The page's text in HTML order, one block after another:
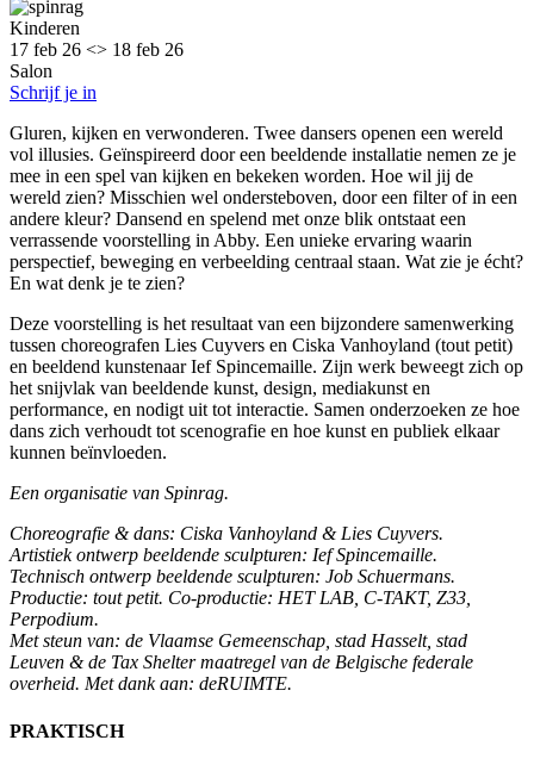
Kinderen
17 feb 26 <> 18 feb 26
Salon
Schrijf je in
Gluren, kijken en verwonderen. Twee dansers openen een wereld
vol illusies. Geïnspireerd door een beeldende installatie nemen ze je
mee in een spel van kijken en bekeken worden. Hoe wil jij de
wereld zien? Misschien wel ondersteboven, door een filter of in een
andere kleur? Dansend en spelend met onze blik ontstaat een
verrassende voorstelling in Abby. Een unieke ervaring waarin
perspectief, beweging en verbeelding centraal staan. Wat zie je écht?
En wat denk je te zien?
Deze voorstelling is het resultaat van een bijzondere samenwerking
tussen choreografen Lies Cuyvers en Ciska Vanhoyland (tout petit)
en beeldend kunstenaar Ief Spincemaille. Zijn werk beweegt zich op
het snijvlak van beeldende kunst, design, mediakunst en
performance, en nodigt uit tot interactie. Samen onderzoeken ze hoe
dans zich verhoudt tot scenografie en hoe kunst en publiek elkaar
kunnen beïnvloeden.
Een organisatie van Spinrag.
Choreografie & dans: Ciska Vanhoyland & Lies Cuyvers.
Artistiek ontwerp beeldende sculpturen: Ief Spincemaille.
Technisch ontwerp beeldende sculpturen: Job Schuermans.
Productie: tout petit. Co-productie: HET LAB, C-TAKT, Z33,
Perpodium.
Met steun van: de Vlaamse Gemeenschap, stad Hasselt, stad
Leuven & de Tax Shelter maatregel van de Belgische federale
overheid. Met dank aan: deRUIMTE.
PRAKTISCH